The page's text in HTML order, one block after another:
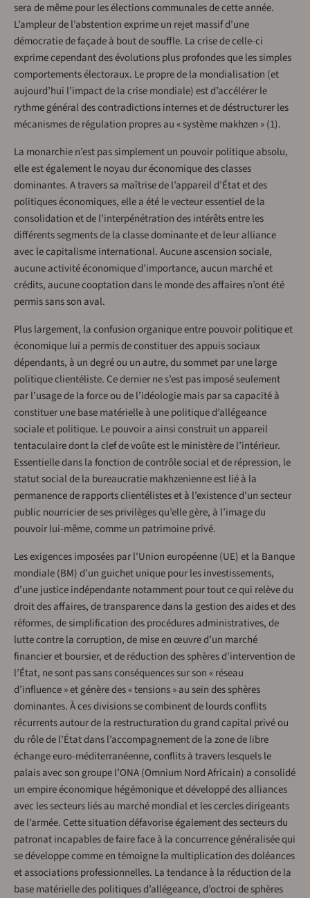
sera de même pour les élections communales de cette année.
L’ampleur de l’abstention exprime un rejet massif d’une
démocratie de façade à bout de souffle. La crise de celle-ci
exprime cependant des évolutions plus profondes que les simples
comportements électoraux. Le propre de la mondialisation (et
aujourd’hui l’impact de la crise mondiale) est d’accélérer le
rythme général des contradictions internes et de déstructurer les
mécanismes de régulation propres au « système makhzen » (1).
La monarchie n’est pas simplement un pouvoir politique absolu,
elle est également le noyau dur économique des classes
dominantes. A travers sa maîtrise de l’appareil d’État et des
politiques économiques, elle a été le vecteur essentiel de la
consolidation et de l’interpénétration des intérêts entre les
différents segments de la classe dominante et de leur alliance
avec le capitalisme international. Aucune ascension sociale,
aucune activité économique d’importance, aucun marché et
crédits, aucune cooptation dans le monde des affaires n’ont été
permis sans son aval.
Plus largement, la confusion organique entre pouvoir politique et
économique lui a permis de constituer des appuis sociaux
dépendants, à un degré ou un autre, du sommet par une large
politique clientéliste. Ce dernier ne s’est pas imposé seulement
par l’usage de la force ou de l’idéologie mais par sa capacité à
constituer une base matérielle à une politique d’allégeance
sociale et politique. Le pouvoir a ainsi construit un appareil
tentaculaire dont la clef de voûte est le ministère de l’intérieur.
Essentielle dans la fonction de contrôle social et de répression, le
statut social de la bureaucratie makhzenienne est lié à la
permanence de rapports clientélistes et à l’existence d’un secteur
public nourricier de ses privilèges qu’elle gère, à l’image du
pouvoir lui-même, comme un patrimoine privé.
Les exigences imposées par l’Union européenne (UE) et la Banque
mondiale (BM) d’un guichet unique pour les investissements,
d’une justice indépendante notamment pour tout ce qui relève du
droit des affaires, de transparence dans la gestion des aides et des
réformes, de simplification des procédures administratives, de
lutte contre la corruption, de mise en œuvre d’un marché
financier et boursier, et de réduction des sphères d’intervention de
l’État, ne sont pas sans conséquences sur son « réseau
d’influence » et génère des « tensions » au sein des sphères
dominantes. À ces divisions se combinent de lourds conflits
récurrents autour de la restructuration du grand capital privé ou
du rôle de l’État dans l’accompagnement de la zone de libre
échange euro-méditerranéenne, conflits à travers lesquels le
palais avec son groupe l’ONA (Omnium Nord Africain) a consolidé
un empire économique hégémonique et développé des alliances
avec les secteurs liés au marché mondial et les cercles dirigeants
de l’armée. Cette situation défavorise également des secteurs du
patronat incapables de faire face à la concurrence généralisée qui
se développe comme en témoigne la multiplication des doléances
et associations professionnelles. La tendance à la réduction de la
base matérielle des politiques d’allégeance, d’octroi de sphères